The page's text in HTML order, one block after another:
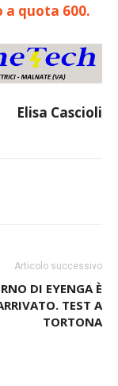
a quota 600.
Elisa Cascioli
Articolo successivo
DI EYENGA È
TEST A
TORTONA